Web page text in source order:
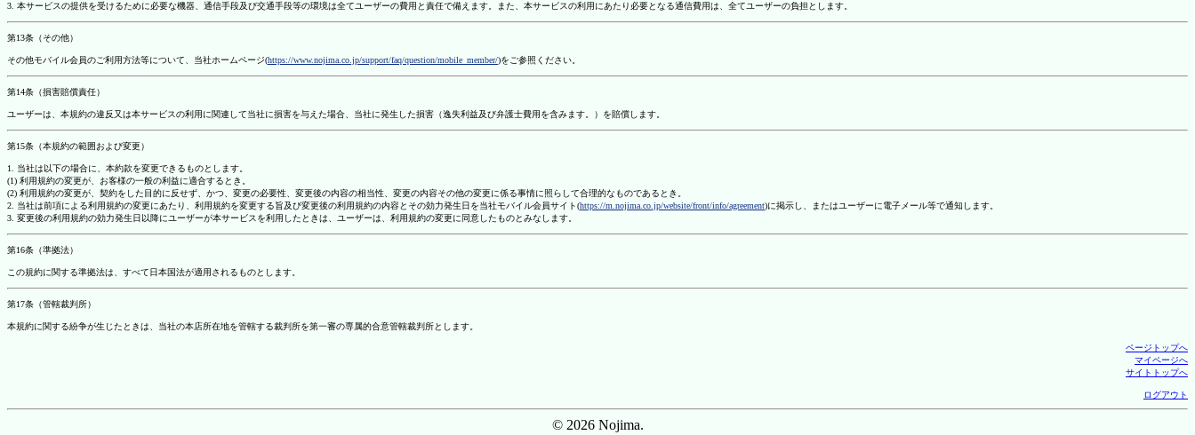
3. 本サービスの提供を受けるために必要な機器、通信手段及び交通手段等の環境は全てユーザーの費用と責任で備えます。また、本サービスの利用にあたり必要となる通信費用は、全てユーザーの負担とします。
第13条（その他）
その他モバイル会員のご利用方法等について、当社ホームページ(https://www.nojima.co.jp/support/faq/question/mobile_member/)をご参照ください。
第14条（損害賠償責任）
ユーザーは、本規約の違反又は本サービスの利用に関連して当社に損害を与えた場合、当社に発生した損害（逸失利益及び弁護士費用を含みます。）を賠償します。
第15条（本規約の範囲および変更）
1. 当社は以下の場合に、本約款を変更できるものとします。
(1) 利用規約の変更が、お客様の一般の利益に適合するとき。
(2) 利用規約の変更が、契約をした目的に反せず、かつ、変更の必要性、変更後の内容の相当性、変更の内容その他の変更に係る事情に照らして合理的なものであるとき。
2. 当社は前項による利用規約の変更にあたり、利用規約を変更する旨及び変更後の利用規約の内容とその効力発生日を当社モバイル会員サイト(https://m.nojima.co.jp/website/front/info/agreement)に掲示し、またはユーザーに電子メール等で通知します。
3. 変更後の利用規約の効力発生日以降にユーザーが本サービスを利用したときは、ユーザーは、利用規約の変更に同意したものとみなします。
第16条（準拠法）
この規約に関する準拠法は、すべて日本国法が適用されるものとします。
第17条（管轄裁判所）
本規約に関する紛争が生じたときは、当社の本店所在地を管轄する裁判所を第一審の専属的合意管轄裁判所とします。
ページトップへ
マイページへ
サイトトップへ
ログアウト
© 2026 Nojima.